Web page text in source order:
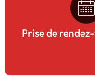
Prise de